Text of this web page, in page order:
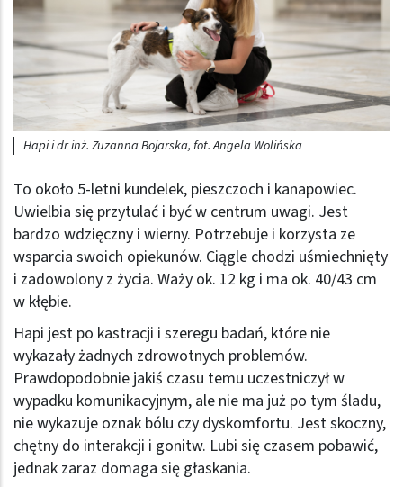
Hapi i dr inż. Zuzanna Bojarska, fot. Angela Wolińska
To około 5-letni kundelek, pieszczoch i kanapowiec.
Uwielbia się przytulać i być w centrum uwagi. Jest
bardzo wdzięczny i wierny. Potrzebuje i korzysta ze
wsparcia swoich opiekunów. Ciągle chodzi uśmiechnięty
i zadowolony z życia. Waży ok. 12 kg i ma ok. 40/43 cm
w kłębie.
Hapi jest po kastracji i szeregu badań, które nie
wykazały żadnych zdrowotnych problemów.
Prawdopodobnie jakiś czasu temu uczestniczył w
wypadku komunikacyjnym, ale nie ma już po tym śladu,
nie wykazuje oznak bólu czy dyskomfortu. Jest skoczny,
chętny do interakcji i gonitw. Lubi się czasem pobawić,
jednak zaraz domaga się głaskania.